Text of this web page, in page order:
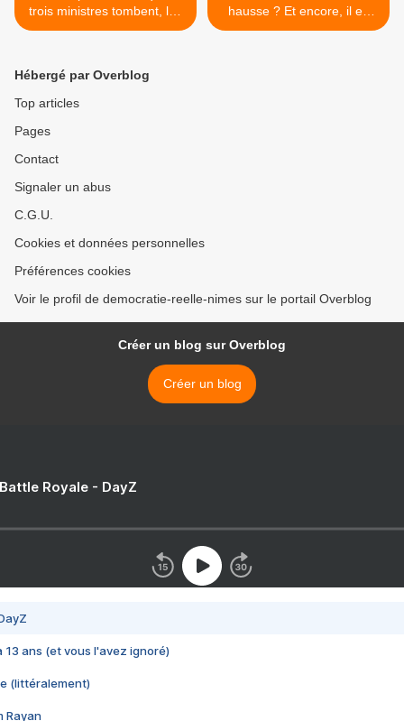
trois ministres tombent, les
enquêteurs critiqués
hausse ? Et encore, il en
manque plein...Révision
Hébergé par Overblog
Top articles
Pages
Contact
Signaler un abus
C.G.U.
Cookies et données personnelles
Préférences cookies
Voir le profil de democratie-reelle-nimes sur le portail Overblog
Créer un blog sur Overblog
Créer un blog
Royale - DayZ
13 ans (et vous l'avez ignoré)
(littéralement)
Rayan